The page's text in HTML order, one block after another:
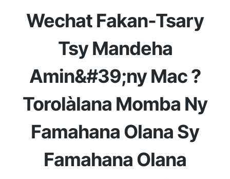
Wechat Fakan-Tsary
Tsy Mandeha
Amin&#39;ny Mac ?
Torolàlana Momba Ny
Famahana Olana Sy
Famahana Olana